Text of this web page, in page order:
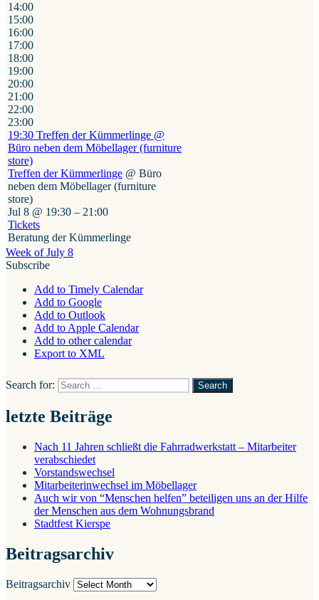
14:00
15:00
16:00
17:00
18:00
19:00
20:00
21:00
22:00
23:00
19:30 Treffen der Kümmerlinge @
Büro neben dem Möbellager (furniture
store)
Treffen der Kümmerlinge @ Büro
neben dem Möbellager (furniture
store)
Jul 8 @ 19:30 – 21:00
Tickets
Beratung der Kümmerlinge
Week of July 8
Subscribe
Add to Timely Calendar
Add to Google
Add to Outlook
Add to Apple Calendar
Add to other calendar
Export to XML
Search for: Search
letzte Beiträge
Nach 11 Jahren schließt die Fahrradwerkstatt – Mitarbeiter
verabschiedet
Vorstandswechsel
Mitarbeiterinwechsel im Möbellager
Auch wir von “Menschen helfen” beteiligen uns an der Hilfe
der Menschen aus dem Wohnungsbrand
Stadtfest Kierspe
Beitragsarchiv
Beitragsarchiv